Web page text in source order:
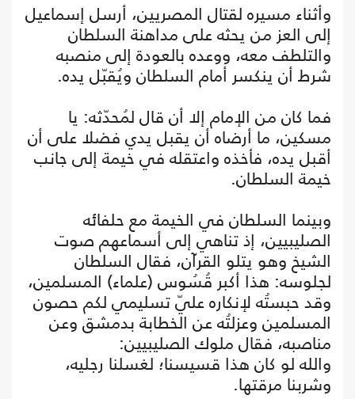
وأثناء مسيره لقتال المصريين، أرسل إسماعيل
إلى العز من يحثه على مداهنة السلطان
والتلطف معه، ووعده بالعودة إلى منصبه
شرط أن ينكسر أمام السلطان ويُقبّل يده.
فما كان من الإمام إلا أن قال لمُحدّثه: يا
مسكين، ما أرضاه أن يقبل يدي فضلا على أن
أقبل يده، فأخذه واعتقله في خيمة إلى جانب
خيمة السلطان.
وبينما السلطان في الخيمة مع حلفائه
الصليبيين، إذ تناهي إلى أسماعهم صوت
الشيخ وهو يتلو القرآن، فقال السلطان
لجلوسه: هذا أكبر قُسُوس (علماء) المسلمين،
وقد حبستُه لإنكاره عليّ تسليمي لكم حصون
المسلمين وعزلتُه عن الخطابة بدمشق وعن
مناصبه، فقال ملوك الصليبيين:
والله لو كان هذا قسيسنا؛ لغسلنا رجليه،
وشربنا مرقتها.